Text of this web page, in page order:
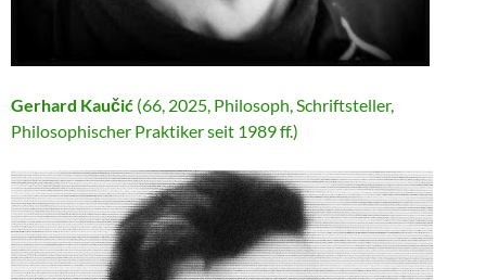
Gerhard Kaučić (66, 2025, Philosoph, Schriftsteller,
Philosophischer Praktiker seit 1989 ff.)